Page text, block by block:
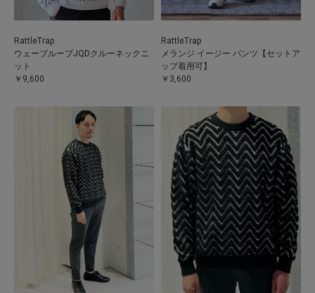
RattleTrap
ウェーブループJQDクルーネックニ
ット
￥9,600
RattleTrap
メランジ イージー パンツ【セットア
ップ着用可】
￥3,600